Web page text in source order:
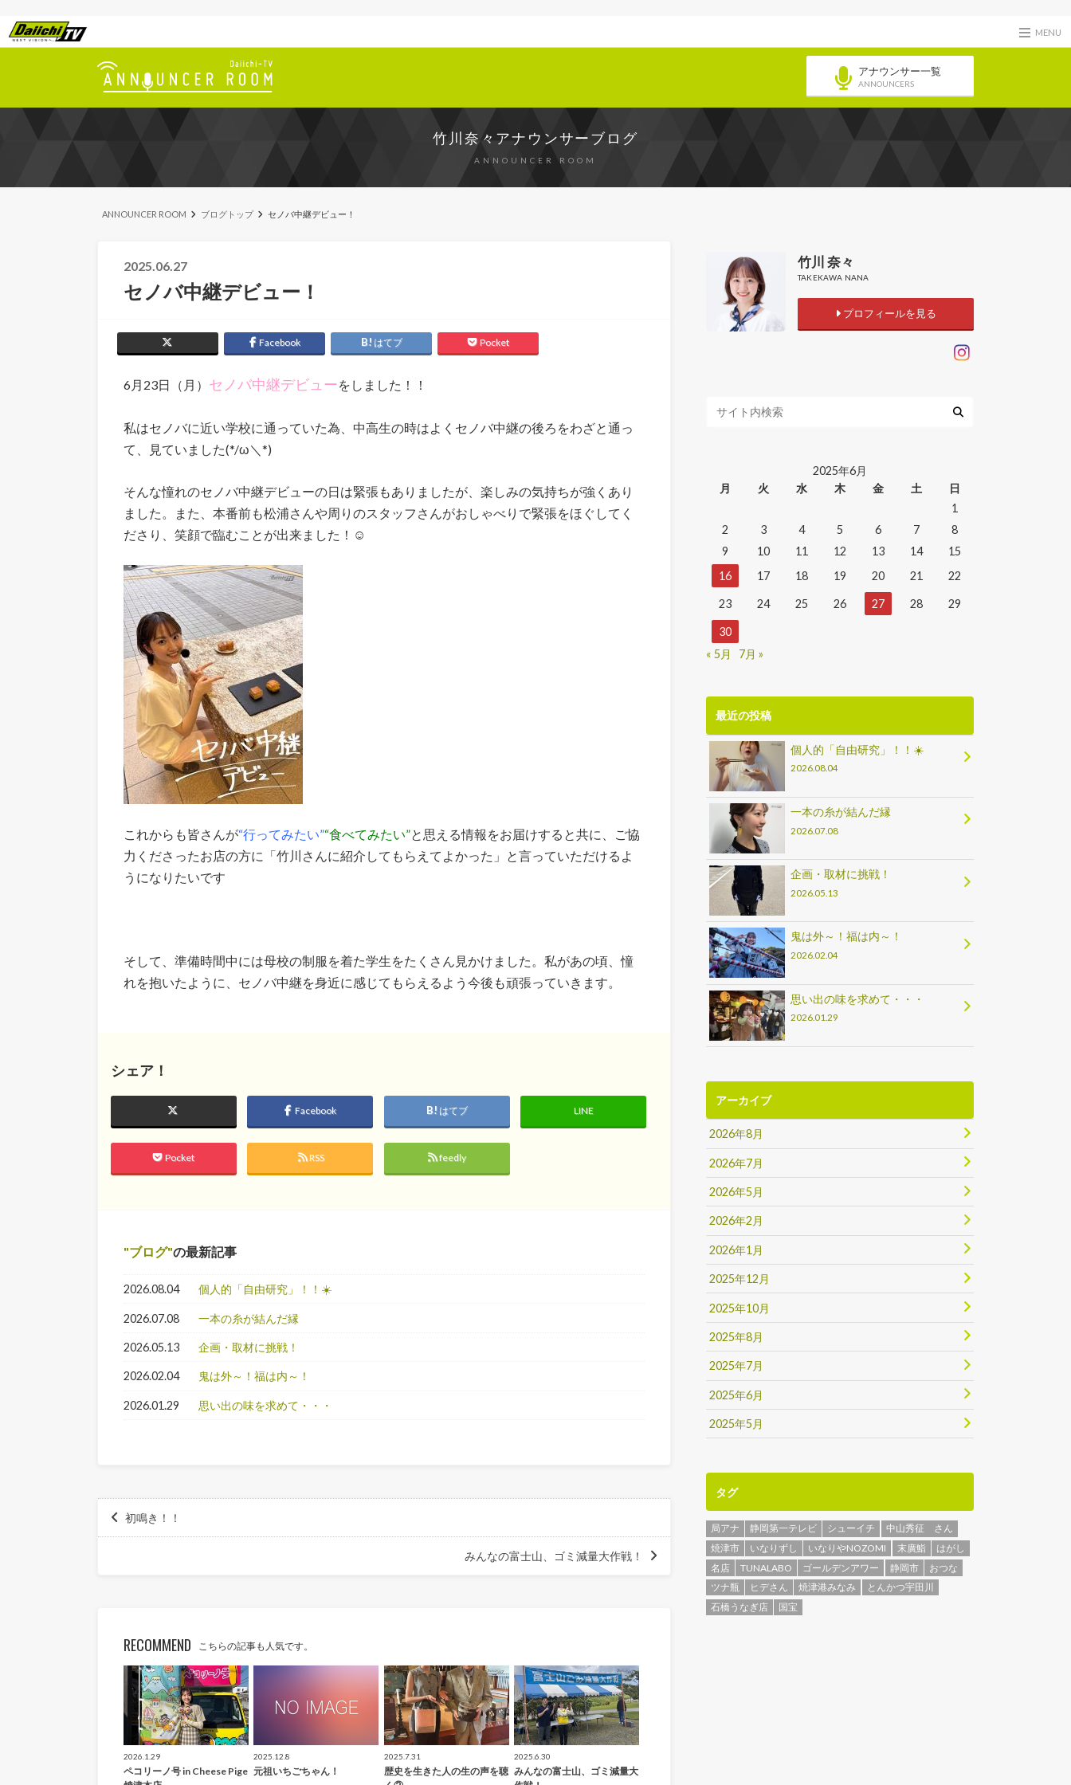
MENU
アナウンサー一覧
ANNOUNCERS
竹川奈々アナウンサーブログ
ANNOUNCER ROOM
ANNOUNCER ROOM ブログトップ セノバ中継デビュー！
2025.06.27
セノバ中継デビュー！
Facebook はてブ Pocket
6月23日（月） セノバ中継デビューをしました！！
私はセノバに近い学校に通っていた為、中高生の時はよくセノバ中継の後ろをわざと通っ
て、見ていました(*/ω＼*)
そんな憧れのセノバ中継デビューの日は緊張もありましたが、楽しみの気持ちが強くあり
ました。また、本番前も松浦さんや周りのスタッフさんがおしゃべりで緊張をほぐしてく
ださり、笑顔で臨むことが出来ました！☺️
これからも皆さんが“行ってみたい”“食べてみたい”と思える情報をお届けすると共に、ご協
力くださったお店の方に「竹川さんに紹介してもらえてよかった」と言っていただけるよ
うになりたいです
そして、準備時間中には母校の制服を着た学生をたくさん見かけました。私があの頃、憧
れを抱いたように、セノバ中継を身近に感じてもらえるよう今後も頑張っていきます。
シェア！
Facebook はてブ LINE
Pocket RSS feedly
ブログ の最新記事
2026.08.04 個人的「自由研究」！！☀️
2026.07.08 一本の糸が結んだ縁
2026.05.13 企画・取材に挑戦！
2026.02.04 鬼は外～！福は内～！
2026.01.29 思い出の味を求めて・・・
初鳴き！！️
みんなの富士山、ゴミ減量大作戦！
RECOMMEND こちらの記事も人気です。
2026.1.29
ペコリーノ号 in Cheese Pige
2025.12.8
元祖いちごちゃん！
2025.7.31
歴史を生きた人の生の声を聴
2025.6.30
みんなの富士山、ゴミ減量大
竹川 奈々
TAKEKAWA NANA
プロフィールを見る
2025年6月
月
火 水 木 金 土
日
1
2
3 4 5 6 7
8
9
10 11 12 13 14
15
16
17 18 19 20 21 22
23 24 25 26 27 28 29
30
« 5月
7月 »
最近の投稿
個人的「自由研究」！！☀️
2026.08.04
一本の糸が結んだ縁
2026.07.08
企画・取材に挑戦！
2026.05.13
鬼は外～！福は内～！
2026.02.04
思い出の味を求めて・・・
2026.01.29
アーカイブ
2026年8月
2026年7月
2026年5月
2026年2月
2026年1月
2025年12月
2025年10月
2025年8月
2025年7月
2025年6月
2025年5月
タグ
局アナ 静岡第一テレビ シューイチ
中山秀征 さん
焼津市
いなりずし いなりやNOZOMI 末廣鮨
はがし
名店
TUNALABO ゴールデンアワー 静岡市
おつな
ツナ瓶
ヒデさん 焼津港みなみ
とんかつ宇田川
石橋うなぎ店
国宝